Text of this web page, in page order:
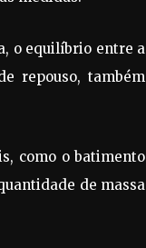
o equilíbrio entre a
repouso, também
como o batimento
de massa